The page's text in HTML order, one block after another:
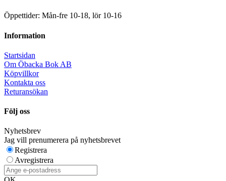
Öppettider: Mån-fre 10-18, lör 10-16
Information
Startsidan
Om Öbacka Bok AB
Köpvillkor
Kontakta oss
Returansökan
Följ oss
Nyhetsbrev
Jag vill prenumerera på nyhetsbrevet
Registrera
Avregistrera